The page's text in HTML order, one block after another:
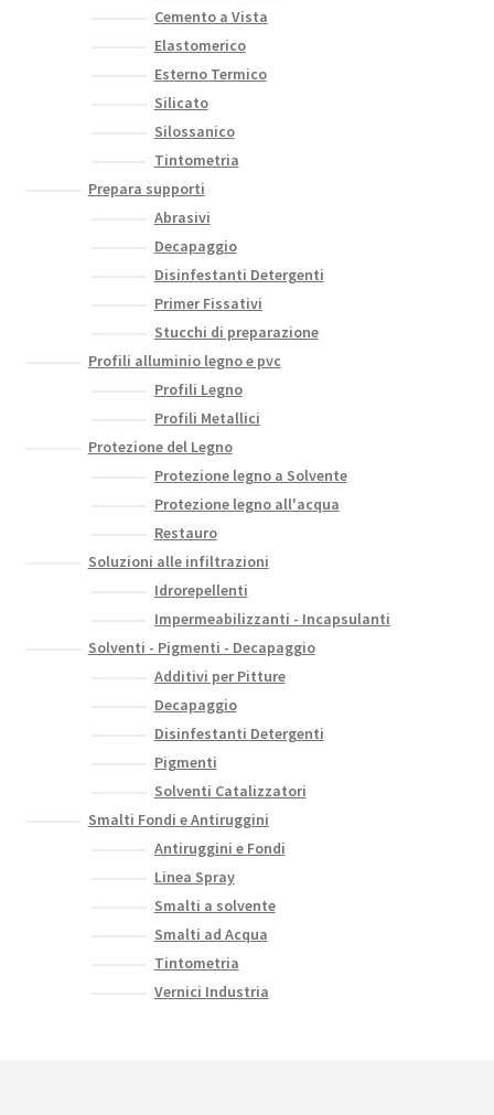
Cemento a Vista
Elastomerico
Esterno Termico
Silicato
Silossanico
Tintometria
Prepara supporti
Abrasivi
Decapaggio
Disinfestanti Detergenti
Primer Fissativi
Stucchi di preparazione
Profili alluminio legno e pvc
Profili Legno
Profili Metallici
Protezione del Legno
Protezione legno a Solvente
Protezione legno all'acqua
Restauro
Soluzioni alle infiltrazioni
Idrorepellenti
Impermeabilizzanti - Incapsulanti
Solventi - Pigmenti - Decapaggio
Additivi per Pitture
Decapaggio
Disinfestanti Detergenti
Pigmenti
Solventi Catalizzatori
Smalti Fondi e Antiruggini
Antiruggini e Fondi
Linea Spray
Smalti a solvente
Smalti ad Acqua
Tintometria
Vernici Industria